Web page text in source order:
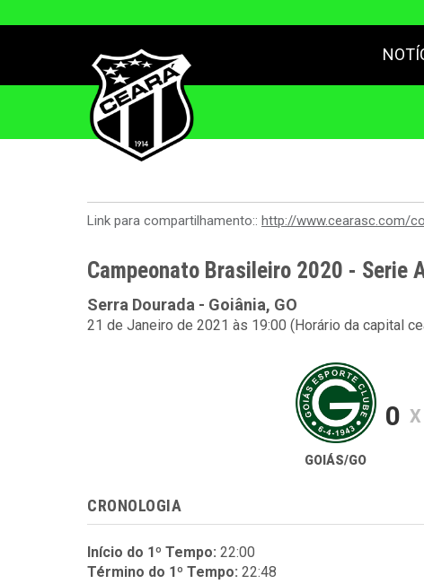
Link para compartilhamento:: http://www.cearasc.com/
Campeonato Brasileiro 2020 - Serie
Serra Dourada - Goiânia, GO
21 de Janeiro de 2021 às 19:00 (Horário da capital
GOIÁS/GO
0 X
CRONOLOGIA
Início do 1º Tempo: 22:00
Término do 1º Tempo: 22:48